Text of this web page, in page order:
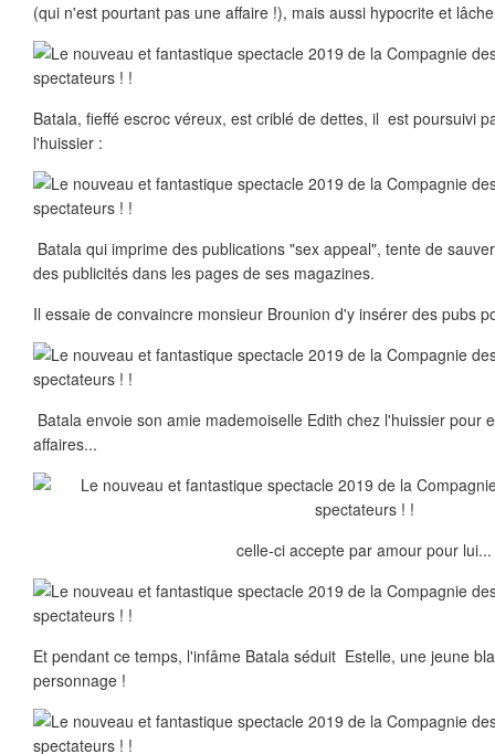
(qui n'est pourtant pas une affaire !), mais aussi hypocrite et
Batala, fieffé escroc véreux, est criblé de dettes, il est poursuivi
l'huissier :
Batala qui imprime des publications "sex appeal", tente de
des publicités dans les pages de ses magazines.
Il essaie de convaincre monsieur Brounion d'y insérer des pubs
Batala envoie son amie mademoiselle Edith chez l'huissier pour
affaires...
celle-ci accepte par amour pour lui...
Et pendant ce temps, l'infâme Batala séduit Estelle, une jeune
personnage !